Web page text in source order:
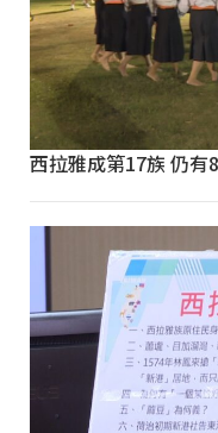
西拉雅成第17族 仍有